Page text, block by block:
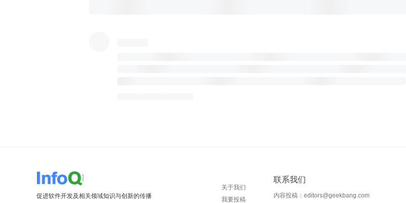
促进软件开发及相关领域知识与创新的传播
关于我们
我要投稿
联系我们
内容投稿：editors@geekbang.com